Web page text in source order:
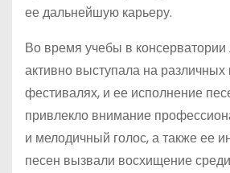
ее дальнейшую карьеру.
Во время учебы в
активно выступала на различных
фестивалях, и ее исполнение
привлекло внимание
и мелодичный голос, а также ее
песен вызвали восхищение